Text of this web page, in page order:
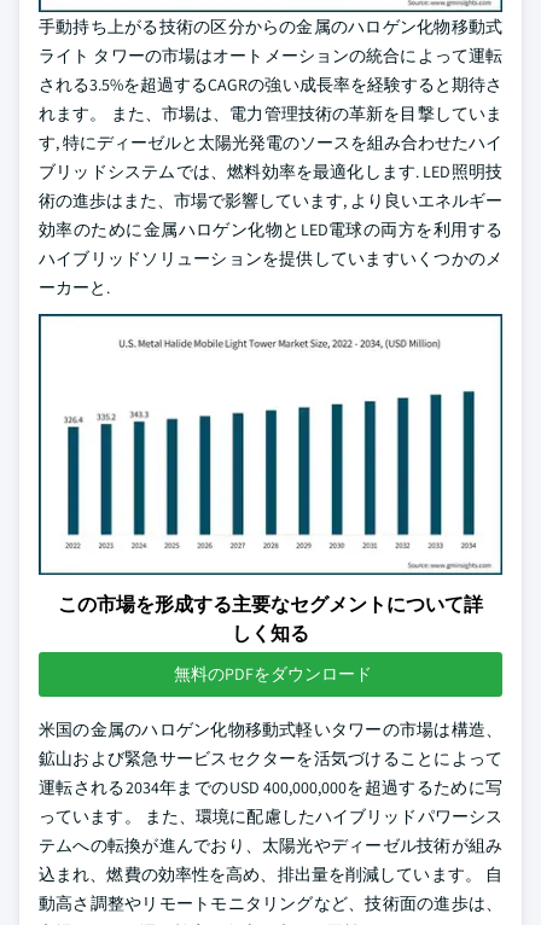
手動持ち上がる技術の区分からの金属のハロゲン化物移動式
ライト タワーの市場はオートメーションの統合によって運転
される3.5%を超過するCAGRの強い成長率を経験すると期待さ
れます。 また、市場は、電力管理技術の革新を目撃していま
す, 特にディーゼルと太陽光発電のソースを組み合わせたハイ
ブリッドシステムでは、燃料効率を最適化します. LED照明技
術の進歩はまた、市場で影響しています, より良いエネルギー
効率のために金属ハロゲン化物とLED電球の両方を利用する
ハイブリッドソリューションを提供していますいくつかのメ
ーカーと.
この市場を形成する主要なセグメントについて詳
しく知る
無料のPDFをダウンロード
米国の金属のハロゲン化物移動式軽いタワーの市場は構造、
鉱山および緊急サービスセクターを活気づけることによって
運転される2034年までのUSD 400,000,000を超過するために写
っています。 また、環境に配慮したハイブリッドパワーシス
テムへの転換が進んでおり、太陽光やディーゼル技術が組み
込まれ、燃費の効率性を高め、排出量を削減しています。 自
動高さ調整やリモートモニタリングなど、技術面の進歩は、